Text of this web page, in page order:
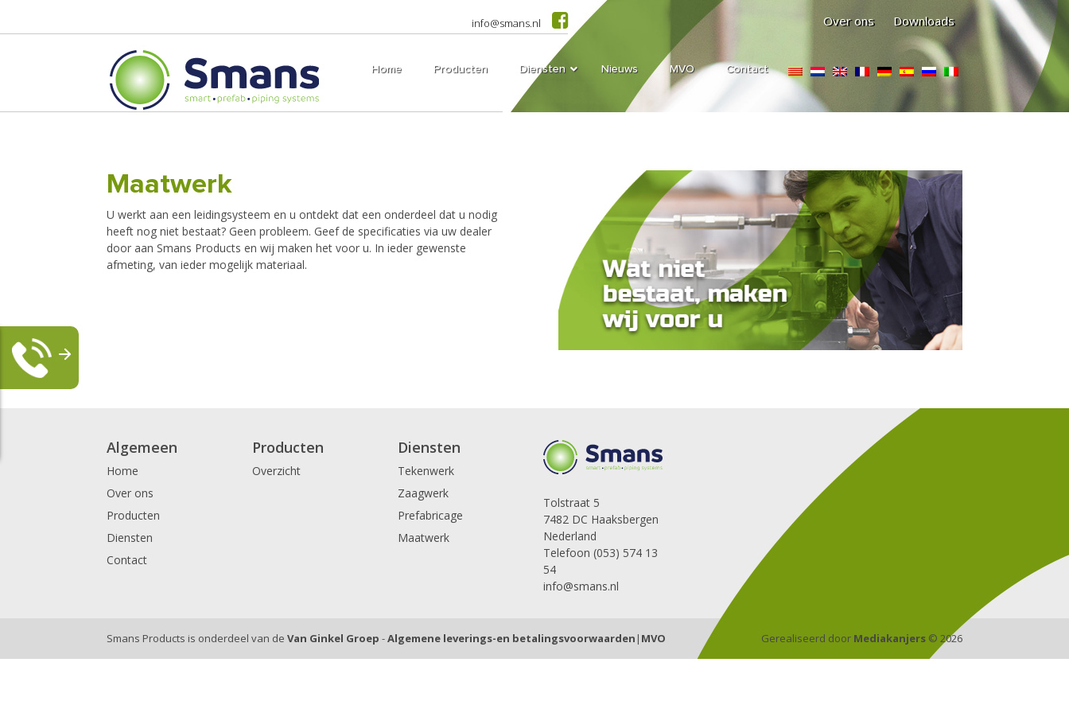
info@smans.nl Over ons Downloads
Home Producten Diensten Nieuws MVO Contact
Maatwerk
U werkt aan een leidingsysteem en u ontdekt dat een onderdeel dat u nodig
heeft nog niet bestaat? Geen probleem. Geef de specificaties via uw dealer
door aan Smans Products en wij maken het voor u. In ieder gewenste
afmeting, van ieder mogelijk materiaal.
Algemeen
Home
Over ons
Producten
Diensten
Contact
Producten
Overzicht
Diensten
Tekenwerk
Zaagwerk
Prefabricage
Maatwerk
Tolstraat 5
7482 DC Haaksbergen
Nederland
Telefoon (053) 574 13
54
info@smans.nl
Smans Products is onderdeel van deVan Ginkel Groep -Algemene leverings-en betalingsvoorwaarden | MVO Gerealiseerd door Mediakanjers© 2026